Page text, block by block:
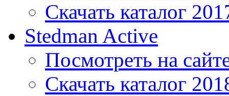
Скачать каталог
Stedman Active
Посмотреть на
Скачать каталог